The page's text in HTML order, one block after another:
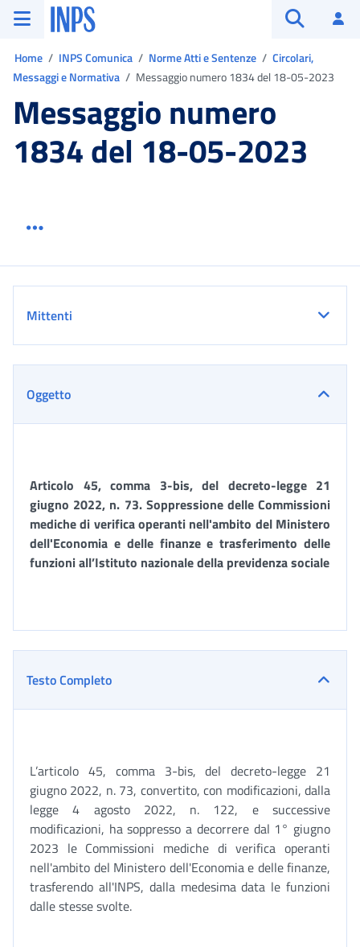
Vai al menu principale
Vai al contenuto principale
Vai al pie' di pagina
INPS ()
Home INPS Comunica Norme Atti e Sentenze
Circolari,
Messaggi e Normativa
Messaggio numero 1834 del 18-05-2023
Messaggio numero
1834 del 18-05-2023
Mittenti
Oggetto
Articolo 45, comma 3-bis, del decreto-legge 21
giugno 2022, n. 73. Soppressione delle Commissioni
mediche di verifica operanti nell'ambito del Ministero
dell'Economia e delle finanze e trasferimento delle
funzioni all’Istituto nazionale della previdenza sociale
Testo Completo
L’articolo 45, comma 3-bis, del decreto-legge 21
giugno 2022, n. 73, convertito, con modificazioni, dalla
legge 4 agosto 2022, n. 122, e successive
modificazioni, ha soppresso a decorrere dal 1° giugno
2023 le Commissioni mediche di verifica operanti
nell'ambito del Ministero dell'Economia e delle finanze,
trasferendo all'INPS, dalla medesima data le funzioni
dalle stesse svolte.